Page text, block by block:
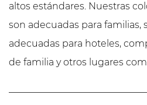
altos estándares. Nuestras
son adecuadas para
adecuadas para hoteles,
de familia y otros lugares